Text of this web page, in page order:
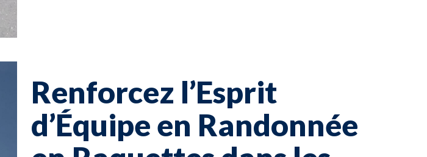
Renforcez l’Esprit
d’Équipe en Randonnée